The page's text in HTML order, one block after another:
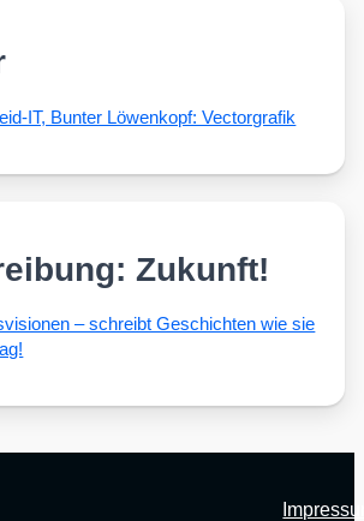
Zukunft!
– schreibt Geschich­ten wie sie